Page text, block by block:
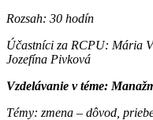
Rozsah: 30 hodín
Účastníci za RCPU: Mária
Jozefína Pivková
Vzdelávanie v téme:
Témy: zmena – dôvod,